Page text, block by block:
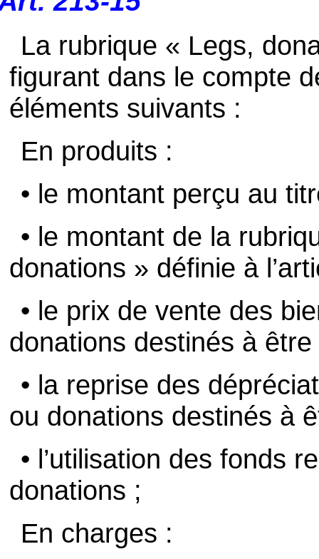
La rubrique « Legs,
figurant dans le compte
éléments suivants :
En produits :
• le montant perçu au
• le montant de la
donations » définie à
• le prix de vente des
donations destinés à
• la reprise des
ou donations destinés à
• l’utilisation des fonds
donations ;
En charges :